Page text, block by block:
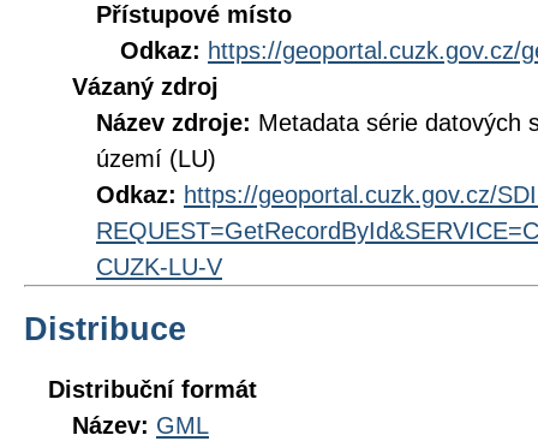
Přístupové místo
Odkaz: https://geoportal.cuzk.gov.cz/
Vázaný zdroj
Název zdroje: Metadata série datových
území (LU)
Odkaz: https://geoportal.cuzk.gov.cz/
CUZK-LU-V
Distribuce
Distribuční formát
Název: GML